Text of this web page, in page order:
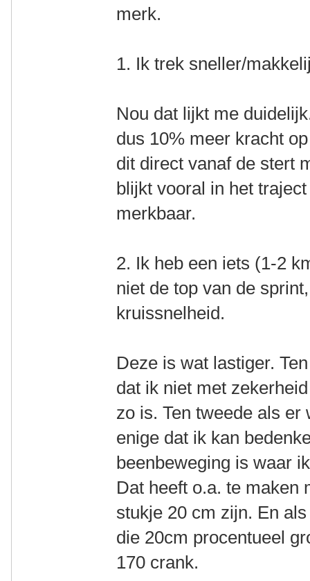
merk.
1. Ik trek sneller/
Nou dat lijkt me
dus 10% meer kracht
dit direct vanaf de stert
blijkt vooral in het
merkbaar.
2. Ik heb een iets (1-2
niet de top van de
kruissnelheid.
Deze is wat lastiger.
dat ik niet met
zo is. Ten tweede als
enige dat ik kan
beenbeweging is waar
Dat heeft o.a. te maken
stukje 20 cm zijn. En
die 20cm procentueel
170 crank.